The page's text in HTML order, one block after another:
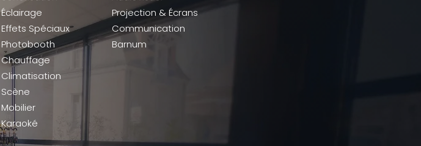
Éclairage
Effets Spéciaux
Photobooth
Chauffage
Climatisation
Scène
Mobilier
Karaoké
Projection & Écrans
Communication
Barnum